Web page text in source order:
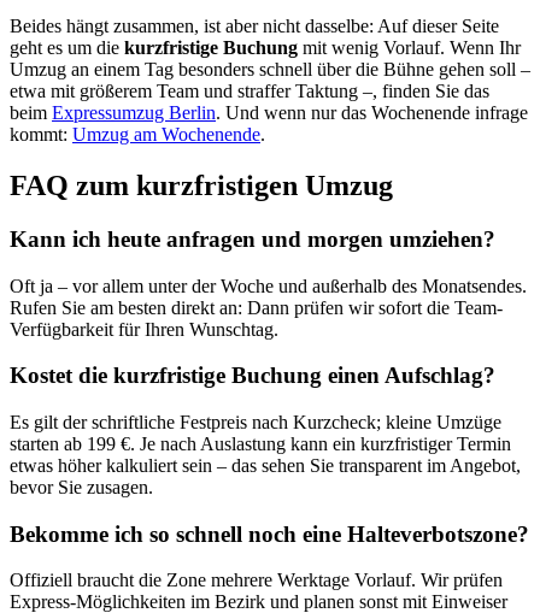
Beides hängt zusammen, ist aber nicht dasselbe: Auf dieser Seite
geht es um die kurzfristige Buchung mit wenig Vorlauf. Wenn Ihr
Umzug an einem Tag besonders schnell über die Bühne gehen soll –
etwa mit größerem Team und straffer Taktung –, finden Sie das
beim Expressumzug Berlin. Und wenn nur das Wochenende infrage
kommt: Umzug am Wochenende.
FAQ zum kurzfristigen Umzug
Kann ich heute anfragen und morgen umziehen?
Oft ja – vor allem unter der Woche und außerhalb des Monatsendes.
Rufen Sie am besten direkt an: Dann prüfen wir sofort die Team-
Verfügbarkeit für Ihren Wunschtag.
Kostet die kurzfristige Buchung einen Aufschlag?
Es gilt der schriftliche Festpreis nach Kurzcheck; kleine Umzüge
starten ab 199 €. Je nach Auslastung kann ein kurzfristiger Termin
etwas höher kalkuliert sein – das sehen Sie transparent im Angebot,
bevor Sie zusagen.
Bekomme ich so schnell noch eine Halteverbotszone?
Offiziell braucht die Zone mehrere Werktage Vorlauf. Wir prüfen
Express-Möglichkeiten im Bezirk und planen sonst mit Einweiser